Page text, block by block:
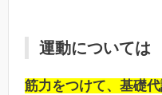
運動については
筋力をつけて、基礎